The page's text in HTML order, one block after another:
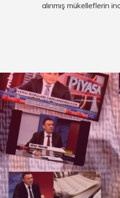
alınmış mükelleflerin